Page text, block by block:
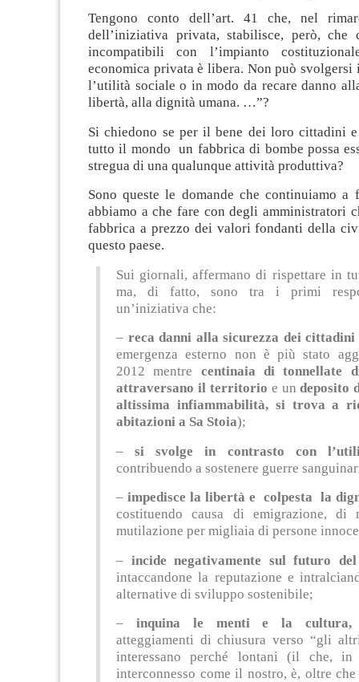
Tengono conto dell’art. 41 che, nel
dell’iniziativa privata, stabilisce, però, che
incompatibili con l’impianto
economica privata è libera. Non può svolgersi
l’utilità sociale o in modo da recare danno
libertà, alla dignità umana. …”?
Si chiedono se per il bene dei loro cittadini
tutto il mondo un fabbrica di bombe possa
stregua di una qualunque attività produttiva?
Sono queste le domande che continuiamo a
abbiamo a che fare con degli amministratori
fabbrica a prezzo dei valori fondanti della
questo paese.
Sui giornali, affermano di rispettare in
ma, di fatto, sono tra i primi
un’iniziativa che:
– reca danni alla sicurezza dei cittadini
emergenza esterno non è più stato
2012 mentre centinaia di tonnellate
attraversano il territorio e undeposito
altissima infiammabilità, si trova a
abitazioni a Sa Stoia);
–si svolge in contrasto con
contribuendo a sostenere guerre
– impedisce la libertà e colpesta la
costituendo causa di emigrazione, di
mutilazione per migliaia di persone
– incide negativamente sul futuro
intaccandone la reputazione e
alternative di sviluppo sostenibile;
– inquina le menti e la
atteggiamenti di chiusura verso “gli
interessano perché lontani (il che, in
interconnesso come il nostro, è, oltre